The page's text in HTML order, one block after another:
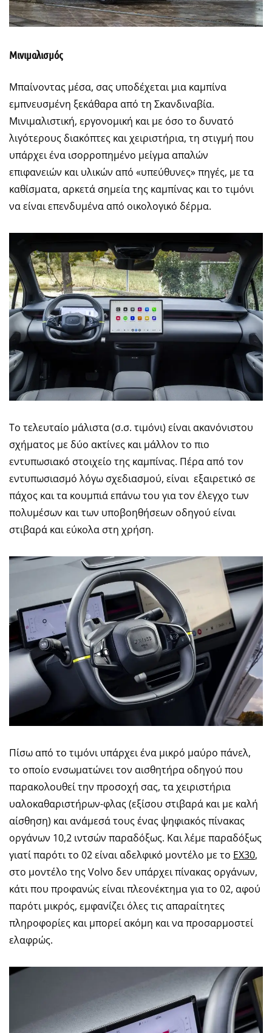
Μινιμαλισμός
Μπαίνοντας μέσα, σας υποδέχεται μια καμπίνα
εμπνευσμένη ξεκάθαρα από τη Σκανδιναβία.
Μινιμαλιστική, εργονομική και με όσο το δυνατό
λιγότερους διακόπτες και χειριστήρια, τη στιγμή που
υπάρχει ένα ισορροπημένο μείγμα απαλών
επιφανειών και υλικών από «υπεύθυνες» πηγές, με τα
καθίσματα, αρκετά σημεία της καμπίνας και το τιμόνι
να είναι επενδυμένα από οικολογικό δέρμα.
Το τελευταίο μάλιστα (σ.σ. τιμόνι) είναι ακανόνιστου
σχήματος με δύο ακτίνες και μάλλον το πιο
εντυπωσιακό στοιχείο της καμπίνας. Πέρα από τον
εντυπωσιασμό λόγω σχεδιασμού, είναι εξαιρετικό σε
πάχος και τα κουμπιά επάνω του για τον έλεγχο των
πολυμέσων και των υποβοηθήσεων οδηγού είναι
στιβαρά και εύκολα στη χρήση.
Πίσω από το τιμόνι υπάρχει ένα μικρό μαύρο πάνελ,
το οποίο ενσωματώνει τον αισθητήρα οδηγού που
παρακολουθεί την προσοχή σας, τα χειριστήρια
υαλοκαθαριστήρων-φλας (εξίσου στιβαρά και με καλή
αίσθηση) και ανάμεσά τους ένας ψηφιακός πίνακας
οργάνων 10,2 ιντσών παραδόξως. Και λέμε παραδόξως
γιατί παρότι το 02 είναι αδελφικό μοντέλο με το ΕΧ30,
στο μοντέλο της Volvo δεν υπάρχει πίνακας οργάνων,
κάτι που προφανώς είναι πλεονέκτημα για το 02, αφού
παρότι μικρός, εμφανίζει όλες τις απαραίτητες
πληροφορίες και μπορεί ακόμη και να προσαρμοστεί
ελαφρώς.